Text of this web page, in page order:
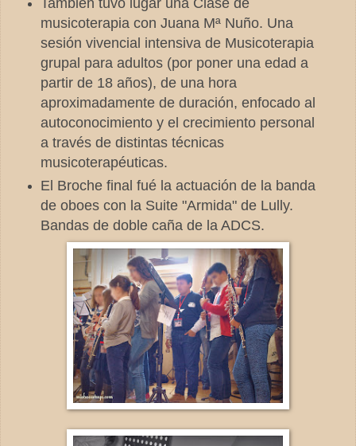
musicoterapia con Juana Mª Nuño. Una
sesión vivencial intensiva de Musicoterapia
grupal para adultos (por poner una edad a
partir de 18 años), de una hora
aproximadamente de duración, enfocado al
autoconocimiento y el crecimiento personal
a través de distintas técnicas
musicoterapéuticas.
El Broche final fué la actuación de la banda
de oboes con la Suite "Armida" de Lully.
Bandas de doble caña de la ADCS.